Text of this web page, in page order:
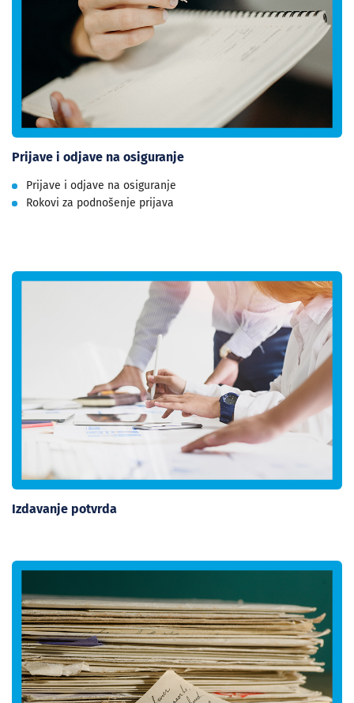
Prijave i odjave na osiguranje
Prijave i odjave na osiguranje
Rokovi za podnošenje prijava
Izdavanje potvrda